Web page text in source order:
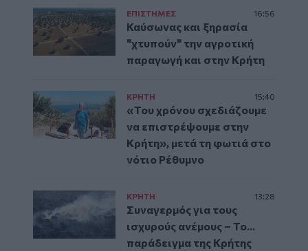
ΕΠΙΣΤΗΜΕΣ 16:56
Καύσωνας και ξηρασία
"χτυπούν" την αγροτική
παραγωγή και στην Κρήτη
ΚΡΗΤΗ 15:40
«Του χρόνου σχεδιάζουμε
να επιστρέψουμε στην
Κρήτη», μετά τη φωτιά στο
νότιο Ρέθυμνο
ΚΡΗΤΗ 13:28
Συναγερμός για τους
ισχυρούς ανέμους – Το...
παράδειγμα της Κρήτης